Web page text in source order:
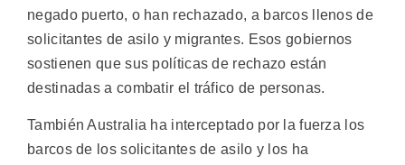
negado puerto, o han rechazado, a barcos llenos de
solicitantes de asilo y migrantes. Esos gobiernos
sostienen que sus políticas de rechazo están
destinadas a combatir el tráfico de personas.
También Australia ha interceptado por la fuerza los
barcos de los solicitantes de asilo y los ha